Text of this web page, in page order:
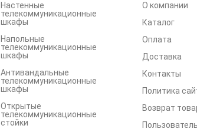
Настенные
телекоммуникационные
шкафы
Напольные
телекоммуникационные
шкафы
Антивандальные
телекоммуникационные
шкафы
Открытые
телекоммуникационные
стойки
О компании
Каталог
Оплата
Доставка
Контакты
Политика
Возврат